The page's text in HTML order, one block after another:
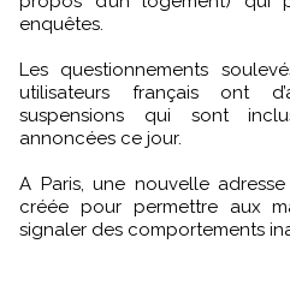
enquêtes.
Les questionnements
utilisateurs français ont
suspensions qui sont
annoncées ce jour.
A Paris, une nouvelle
créée pour permettre aux
signaler des comportements